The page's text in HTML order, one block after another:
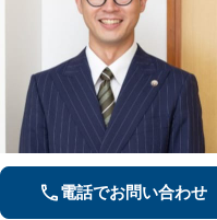
電話でお問い合わせ